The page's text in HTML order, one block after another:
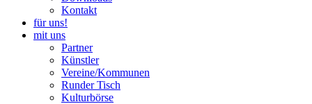
Kontakt
für uns!
mit uns
Partner
Künstler
Vereine/Kommunen
Runder Tisch
Kulturbörse